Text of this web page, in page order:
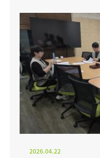
2026.04.22